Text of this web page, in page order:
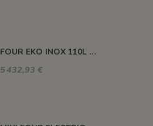
FOUR EKO INOX 110L 1100°C
5 432,93 €